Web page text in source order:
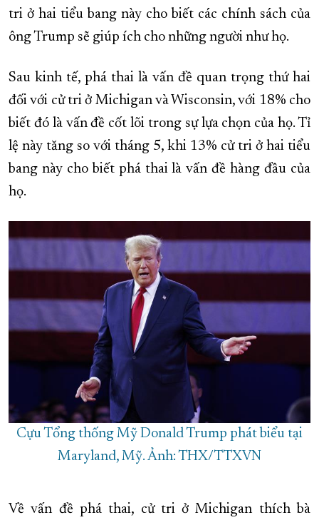
tri ở hai tiểu bang này cho biết các chính sách của
ông Trump sẽ giúp ích cho những người như họ.
Sau kinh tế, phá thai là vấn đề quan trọng thứ hai
đối với cử tri ở Michigan và Wisconsin, với 18% cho
biết đó là vấn đề cốt lõi trong sự lựa chọn của họ. Tỉ
lệ này tăng so với tháng 5, khi 13% cử tri ở hai tiểu
bang này cho biết phá thai là vấn đề hàng đầu của
họ.
Cựu Tổng thống Mỹ Donald Trump phát biểu tại
Maryland, Mỹ. Ảnh: THX/TTXVN
Về vấn đề phá thai, cử tri ở Michigan thích bà